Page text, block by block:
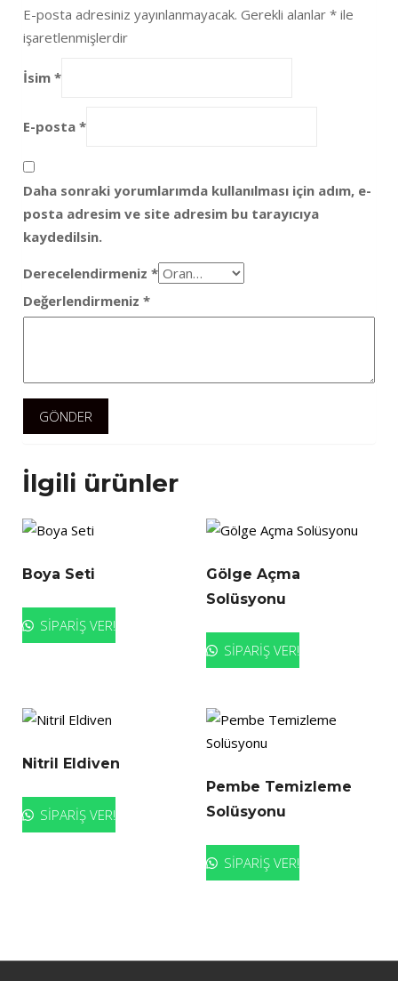
E-posta adresiniz yayınlanmayacak. Gerekli alanlar * ile
işaretlenmişlerdir
İsim *
E-posta *
Daha sonraki yorumlarımda kullanılması için adım, e-
posta adresim ve site adresim bu tarayıcıya
kaydedilsin.
Derecelendirmeniz *
Değerlendirmeniz *
İlgili ürünler
Boya Seti
SİPARİŞ VER!
Gölge Açma
Solüsyonu
SİPARİŞ VER!
Nitril Eldiven
SİPARİŞ VER!
Pembe Temizleme
Solüsyonu
SİPARİŞ VER!